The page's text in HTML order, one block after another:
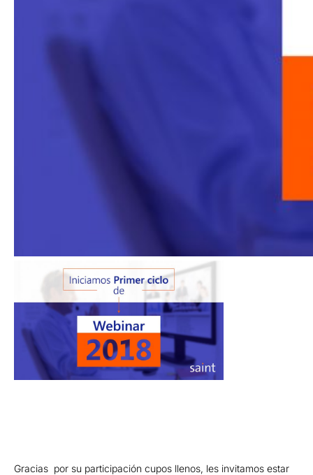
Gracias por su participación cupos llenos, les invitamos estar